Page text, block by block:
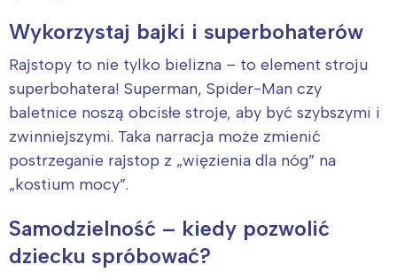
Wykorzystaj bajki i superbohaterów
Rajstopy to nie tylko bielizna – to element stroju
superbohatera! Superman, Spider-Man czy
baletnice noszą obcisłe stroje, aby być szybszymi i
zwinniejszymi. Taka narracja może zmienić
postrzeganie rajstop z „więzienia dla nóg” na
„kostium mocy”.
Samodzielność – kiedy pozwolić
dziecku spróbować?
Interesują mnie wydarzenia z
tego regionu:
Warszawa
Łódź
Trójmiasto
Poznań
Wrocław
Śląsk
Północ